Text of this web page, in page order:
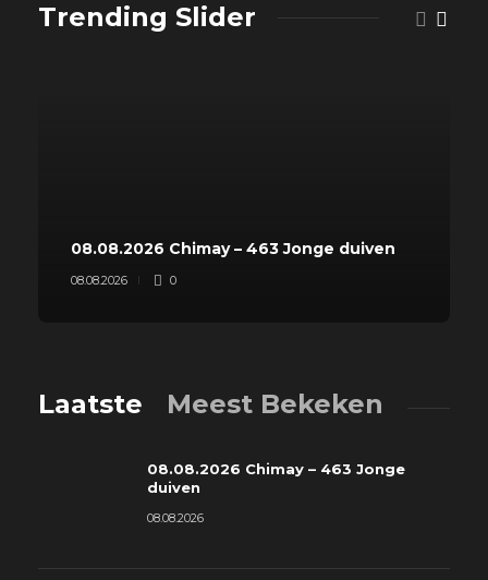
Trending Slider
08.08.2026 Chimay – 463 Jonge duiven
08.08.2026 0
Laatste Meest Bekeken
08.08.2026 Chimay – 463 Jonge
duiven
08.08.2026